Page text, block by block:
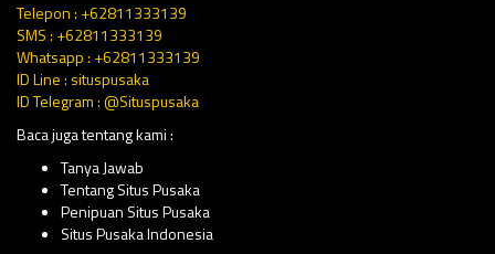
Telepon : +62811333139
SMS : +62811333139
Whatsapp : +62811333139
ID Line : situspusaka
ID Telegram : @Situspusaka
Baca juga tentang kami :
Tanya Jawab
Tentang Situs Pusaka
Penipuan Situs Pusaka
Situs Pusaka Indonesia